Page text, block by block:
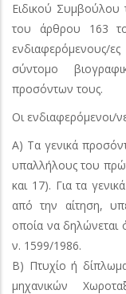
Ειδικού Συμβούλου
του άρθρου 163
σύντομο
προσόντων τους.
Οι ενδιαφερόμενοι/
Α) Τα γενικά
υπαλλήλους του
και 17). Για τα
από την αίτηση,
οποία να δηλώνεται
ν. 1599/1986.
Β) Πτυχίο ή
μηχανικών